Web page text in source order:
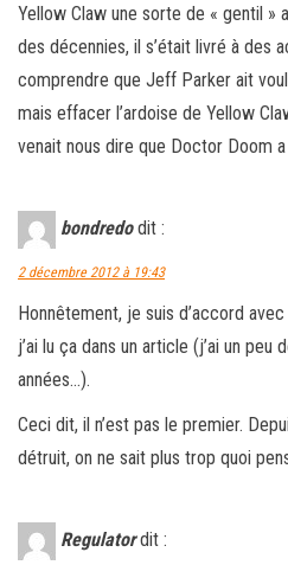
Yellow Claw une sorte de « gentil »
des décennies, il s’était livré à des
comprendre que Jeff Parker ait
mais effacer l’ardoise de Yellow
venait nous dire que Doctor Doom
bondredo dit :
2 décembre 2012 à 19:43
Honnêtement, je suis d’accord
j’ai lu ça dans un article (j’ai un peu
années…).
Ceci dit, il n’est pas le premier.
détruit, on ne sait plus trop quoi
Regulator dit :